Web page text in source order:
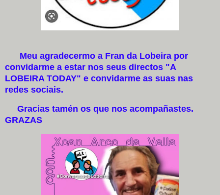
Meu agradecermo a Fran da Lobeira por
convidarme a estar nos seus directos "A
LOBEIRA TODAY" e convidarme as suas nas
redes sociais.
Gracias tamén os que nos acompañastes.
GRAZAS